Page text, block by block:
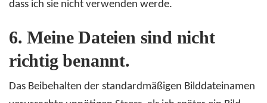
dass ich sie nicht verwenden werde.
6.Meine Dateien sind nicht
richtig benannt.
Das Beibehalten der standardmäßigen Bilddateinamen